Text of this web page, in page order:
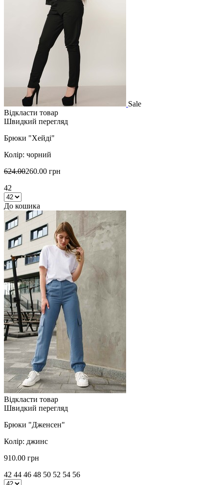
Sale
Відкласти товар
Швидкий перегляд
Брюки "Хейді"
Колір: чорний
624.00260.00 грн
42
До кошика
Відкласти товар
Швидкий перегляд
Брюки "Дженсен"
Колір: джинс
910.00 грн
42 44 46 48 50 52 54 56